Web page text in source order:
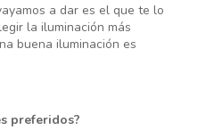
a dar es el que te lo
la iluminación más
buena iluminación es
preferidos?